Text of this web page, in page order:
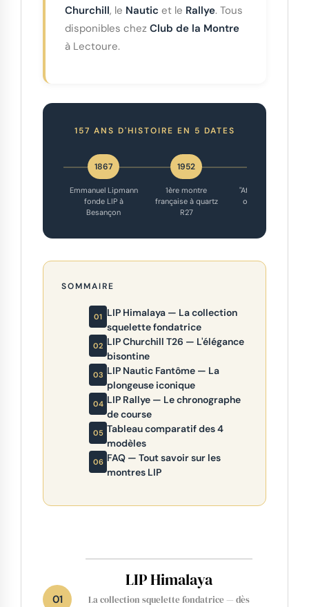
Churchill, le Nautic et le Rallye. Tous
disponibles chez Club de la Montre
à Lectoure.
157 ANS D'HISTOIRE EN 5 DATES
1867
Emmanuel Lipmann
fonde LIP à
Besançon
1952
1ère montre
française à quartz
R27
"Affaire LIP" — les
ouvriers gèrent
SOMMAIRE
LIP Himalaya — La collection
squelette fondatrice
LIP Churchill T26 — L'élégance
bisontine
LIP Nautic Fantôme — La
plongeuse iconique
LIP Rallye — Le chronographe
de course
Tableau comparatif des 4
modèles
FAQ — Tout savoir sur les
montres LIP
01
LIP Himalaya
La collection squelette fondatrice — dès